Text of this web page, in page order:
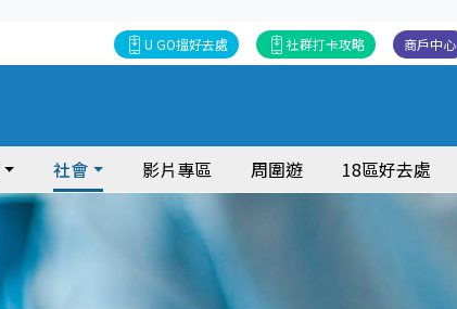
商戶中心
社群打卡攻略
U GO搵好去處
社會 影片專區 周圍遊 18區好去處